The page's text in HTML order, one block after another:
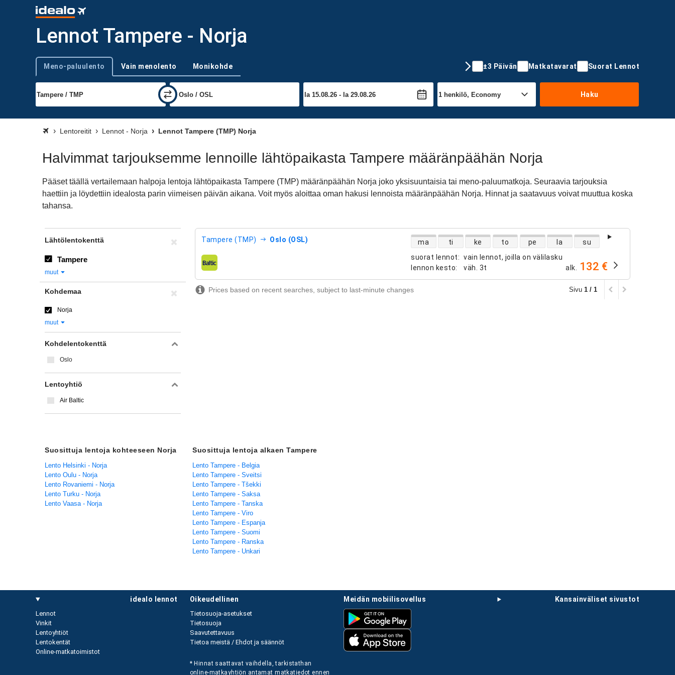
Lennot Tampere - Norja
Trip type
Meno-paluulento Vain menolento Monikohde ±3 Päivän Matkatavarat Suorat Lennot
Haku
Lentoreitit Lennot - Norja Lennot Tampere (TMP) Norja
Halvimmat tarjouksemme lennoille lähtöpaikasta Tampere määränpäähän Norja
Pääset täällä vertailemaan halpoja lentoja lähtöpaikasta Tampere (TMP) määränpäähän Norja joko yksisuuntaisia tai meno-paluumatkoja. Seuraavia tarjouksia
haettiin ja löydettiin idealosta parin viimeisen päivän aikana. Voit myös aloittaa oman hakusi lennoista määränpäähän Norja. Hinnat ja saatavuus voivat muuttua koska
tahansa.
Tampere (TMP) Oslo (OSL)
suorat lennot: vain lennot, joilla on välilasku
lennon kesto: väh. 3t
suorien lentojen saatavuus
ma ti ke to pe la su
lentoyhtiöt alk. 132 €
Prices based on recent searches, subject to last-minute changes Sivu 1 / 1
Lähtölentokenttä
Tampere
muut
Kohdemaa
Norja
muut
Kohdelentokenttä
Oslo
Lentoyhtiö
Air Baltic
Suosittuja lentoja kohteeseen Norja
Lento Helsinki - Norja
Lento Oulu - Norja
Lento Rovaniemi - Norja
Lento Turku - Norja
Lento Vaasa - Norja
Suosittuja lentoja alkaen Tampere
Lento Tampere - Belgia
Lento Tampere - Sveitsi
Lento Tampere - Tšekki
Lento Tampere - Saksa
Lento Tampere - Tanska
Lento Tampere - Viro
Lento Tampere - Espanja
Lento Tampere - Suomi
Lento Tampere - Ranska
Lento Tampere - Unkari
idealo lennot
Lennot
Vinkit
Lentoyhtiöt
Lentokentät
Online-matkatoimistot
kansainväliset sivustot
meidän mobiilisovellus
oikeudellinen
Tietosuoja-asetukset
Tietosuoja
Saavutettavuus
Tietoa meistä / Ehdot ja säännöt
* Hinnat saattavat vaihdella, tarkistathan
online-matkayhtiön antamat matkatiedot ennen